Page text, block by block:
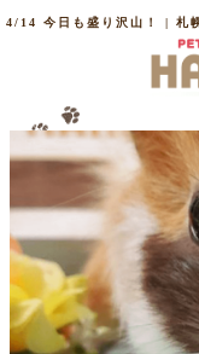
4/14 今日も盛り沢山！ | 札